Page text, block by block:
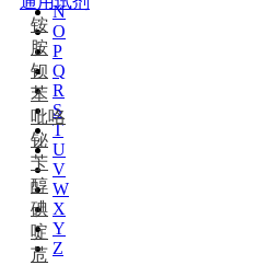
N
O
P
Q
R
S
T
U
V
W
X
Y
Z
铵
胺
钡
苯
吡咯
铋
苄
醇
碘
啶
苊